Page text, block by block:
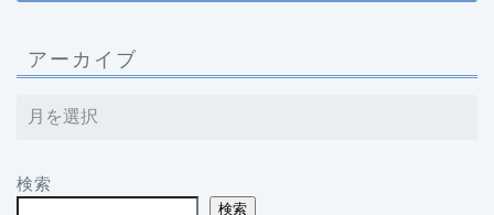
アーカイブ
検索
検索